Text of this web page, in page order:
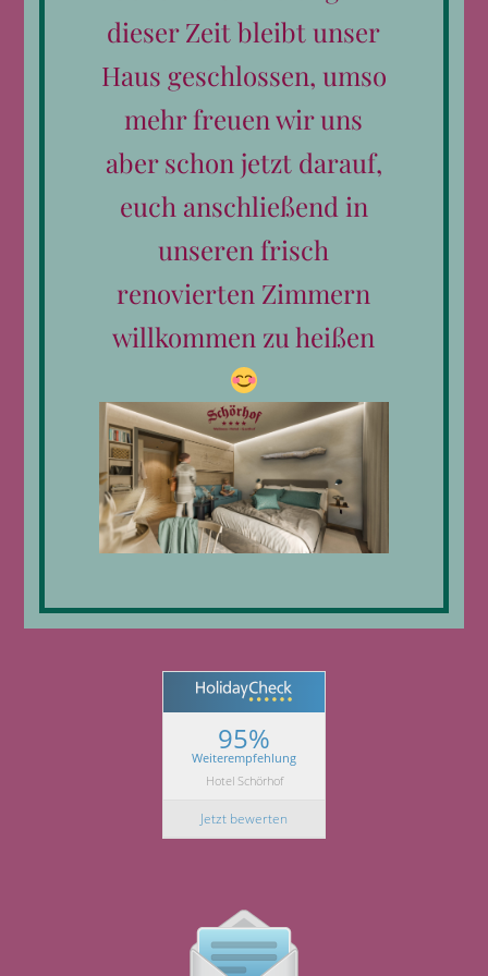
Telefon: 0043 6582 792
E-Mail:
hotel@schoerhof.at
Datenschutzerklärung
95%
Weiterempfehlung
Hotel Schörhof
Jetzt bewerten
dieser Zeit bleibt unser
Haus geschlossen, umso
mehr freuen wir uns
aber schon jetzt darauf,
euch anschließend in
unseren frisch
renovierten Zimmern
willkommen zu heißen